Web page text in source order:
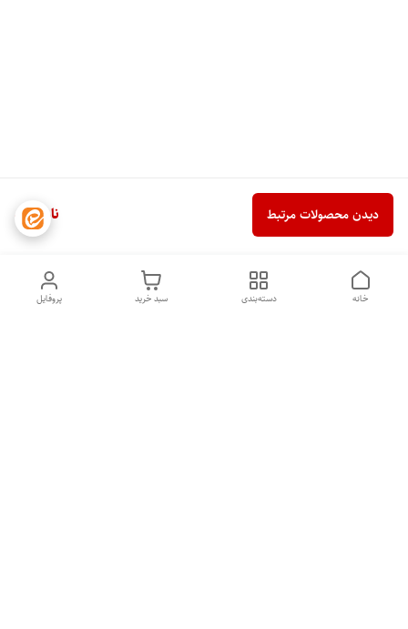
ناموجود دیدن محصولات مرتبط
پروفایل سبد خرید دسته‌بندی خانه